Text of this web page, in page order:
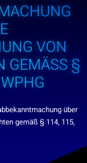
uns
News
VON
§ 1
über
gemäß § 114, 115,